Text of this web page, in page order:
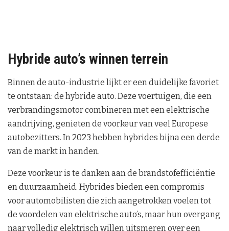
Hybride auto’s winnen terrein
Binnen de auto-industrie lijkt er een duidelijke favoriet
te ontstaan: de hybride auto. Deze voertuigen, die een
verbrandingsmotor combineren met een elektrische
aandrijving, genieten de voorkeur van veel Europese
autobezitters. In 2023 hebben hybrides bijna een derde
van de markt in handen.
Deze voorkeur is te danken aan de brandstofefficiëntie
en duurzaamheid. Hybrides bieden een compromis
voor automobilisten die zich aangetrokken voelen tot
de voordelen van elektrische auto’s, maar hun overgang
naar volledig elektrisch willen uitsmeren over een